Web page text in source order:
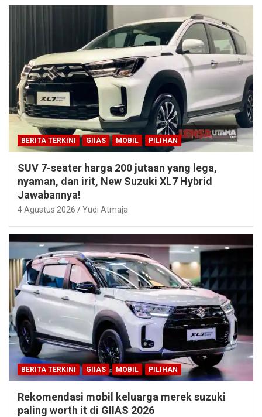
BERITA TERKINI GIIAS MOBIL PILIHAN
SUV 7-seater harga 200 jutaan yang lega,
nyaman, dan irit, New Suzuki XL7 Hybrid
Jawabannya!
4 Agustus 2026 Yudi Atmaja
BERITA TERKINI GIIAS MOBIL PILIHAN
Rekomendasi mobil keluarga merek suzuki
paling worth it di GIIAS 2026